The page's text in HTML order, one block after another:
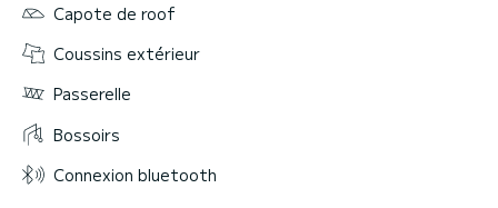
Capote de roof
Coussins extérieur
Passerelle
Bossoirs
Connexion bluetooth